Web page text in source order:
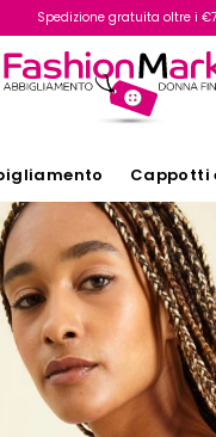
Reso facile e veloce
Spedizione gratuita oltre i
Cappotti